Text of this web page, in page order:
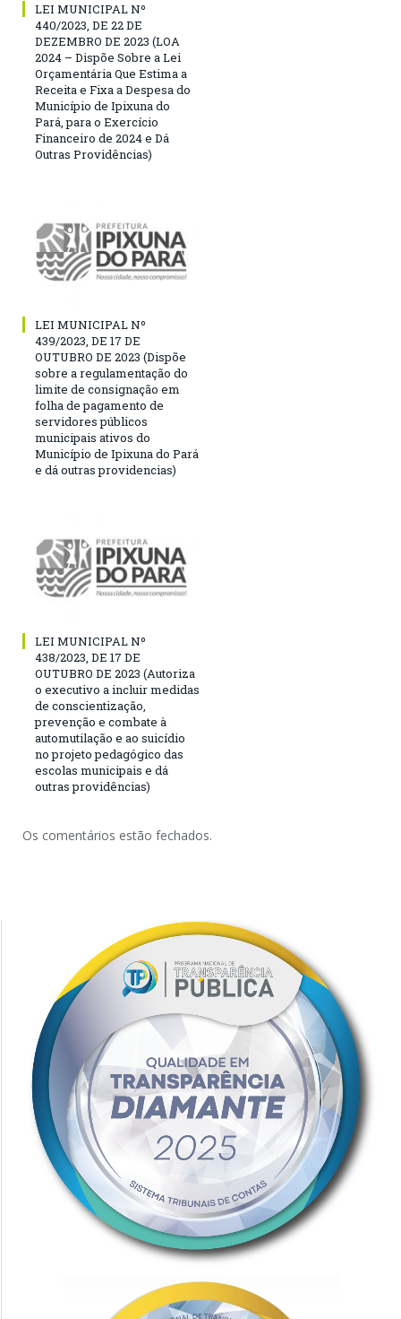
LEI MUNICIPAL Nº
440/2023, DE 22 DE
DEZEMBRO DE 2023 (LOA
2024 – Dispõe Sobre a Lei
Orçamentária Que Estima a
Receita e Fixa a Despesa do
Município de Ipixuna do
Pará, para o Exercício
Financeiro de 2024 e Dá
Outras Providências)
LEI MUNICIPAL Nº
439/2023, DE 17 DE
OUTUBRO DE 2023 (Dispõe
sobre a regulamentação do
limite de consignação em
folha de pagamento de
servidores públicos
municipais ativos do
Município de Ipixuna do Pará
e dá outras providencias)
LEI MUNICIPAL Nº
438/2023, DE 17 DE
OUTUBRO DE 2023 (Autoriza
o executivo a incluir medidas
de conscientização,
prevenção e combate à
automutilação e ao suicídio
no projeto pedagógico das
escolas municipais e dá
outras providências)
Os comentários estão fechados.